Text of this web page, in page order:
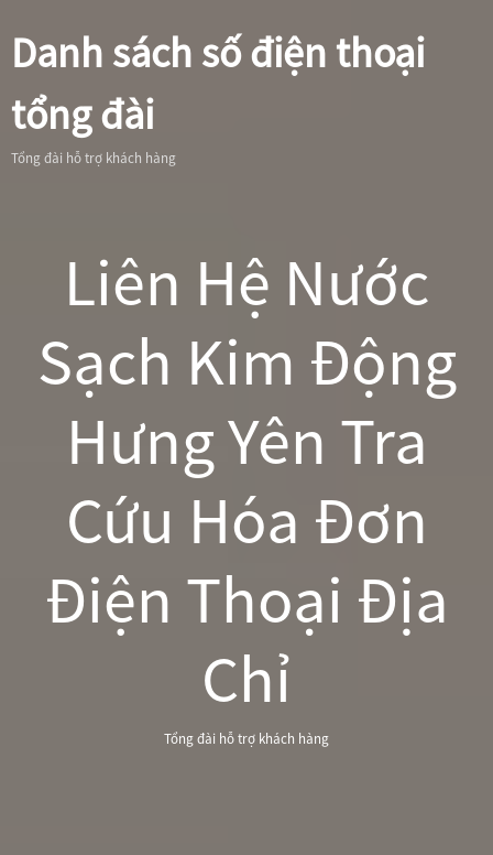
Danh sách số điện thoại
tổng đài
Tổng đài hỗ trợ khách hàng
Liên Hệ Nước
Sạch Kim Động
Hưng Yên Tra
Cứu Hóa Đơn
Điện Thoại Địa
Chỉ
Tổng đài hỗ trợ khách hàng